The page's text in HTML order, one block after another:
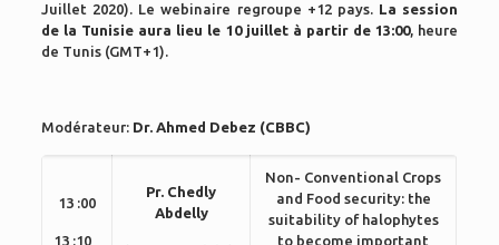
Juillet 2020). Le webinaire regroupe +12 pays. La session
de la Tunisie aura lieu le 10 juillet à partir de 13:00, heure
de Tunis (GMT+1).
Modérateur: Dr. Ahmed Debez (CBBC)
13 :00
13 :10
Pr. Chedly
Abdelly
Non- Conventional Crops
and Food security: the
suitability of halophytes
to become important